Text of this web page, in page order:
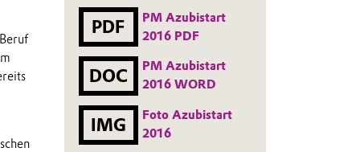
PDF
PM Azubistart
2016 PDF
DOC
PM Azubistart
2016 WORD
IMG
Foto Azubistart
2016